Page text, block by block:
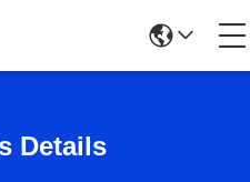
Details